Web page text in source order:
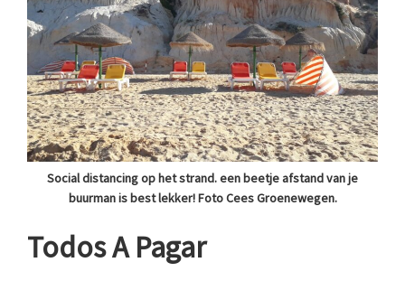
Social distancing op het strand. een beetje afstand van je
buurman is best lekker! Foto Cees Groenewegen.
Todos A Pagar